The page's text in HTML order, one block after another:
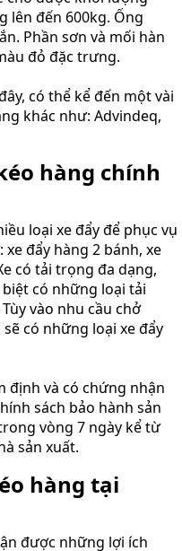
lên đến 600kg. Ống
Phần sơn và mối hàn
đỏ đặc trưng.
có thể kể đến một vài
khác như: Advindeq,
hàng chính
loại xe đẩy để phục vụ
đẩy hàng 2 bánh, xe
có tải trọng đa dạng,
có những loại tải
vào nhu cầu chở
có những loại xe đẩy
định và có chứng nhận
sách bảo hành sản
vòng 7 ngày kể từ
sản xuất.
hàng tại
được những lợi ích